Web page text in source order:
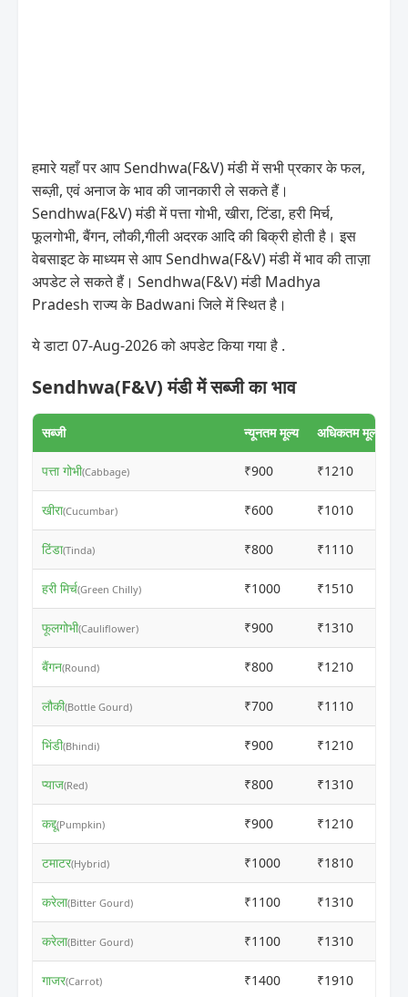
हमारे यहाँ पर आप Sendhwa(F&V) मंडी में सभी प्रकार के फल,
सब्ज़ी, एवं अनाज के भाव की जानकारी ले सकते हैं।
Sendhwa(F&V) मंडी में पत्ता गोभी, खीरा, टिंडा, हरी मिर्च,
फूलगोभी, बैंगन, लौकी,गीली अदरक आदि की बिक्री होती है। इस
वेबसाइट के माध्यम से आप Sendhwa(F&V) मंडी में भाव की ताज़ा
अपडेट ले सकते हैं। Sendhwa(F&V) मंडी Madhya
Pradesh राज्य के Badwani जिले में स्थित है।
ये डाटा 07-Aug-2026 को अपडेट किया गया है .
Sendhwa(F&V) मंडी में सब्जी का भाव
सब्जी न्यूनतम मूल्य अधिकतम मूल्य
पत्ता गोभी(Cabbage) ₹900 ₹1210
खीरा(Cucumbar) ₹600 ₹1010
टिंडा(Tinda) ₹800 ₹1110
हरी मिर्च(Green Chilly) ₹1000 ₹1510
फूलगोभी(Cauliflower) ₹900 ₹1310
बैंगन(Round) ₹800 ₹1210
लौकी(Bottle Gourd) ₹700 ₹1110
भिंडी(Bhindi) ₹900 ₹1210
प्याज(Red) ₹800 ₹1310
कद्दू(Pumpkin) ₹900 ₹1210
टमाटर(Hybrid) ₹1000 ₹1810
करेला(Bitter Gourd) ₹1100 ₹1310
करेला(Bitter Gourd) ₹1100 ₹1310
गाजर(Carrot) ₹1400 ₹1910